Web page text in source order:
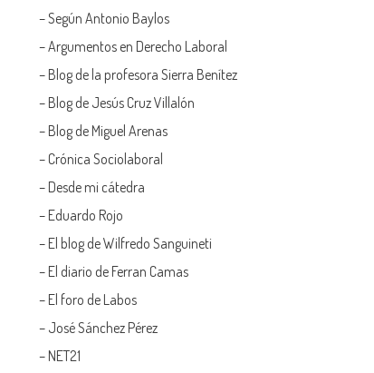
– Según Antonio Baylos
–Argumentos en Derecho Laboral
– Blog de la profesora Sierra Benítez
– Blog de Jesús Cruz Villalón
– Blog de Miguel Arenas
– Crónica Sociolaboral
– Desde mi cátedra
– Eduardo Rojo
– El blog de Wilfredo Sanguineti
– El diario de Ferran Camas
– El foro de Labos
– José Sánchez Pérez
– NET21